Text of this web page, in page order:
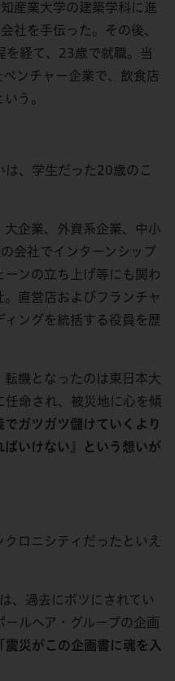
産業大学の建築学科に進
社を手伝った。その後、
を経て、23歳で就職。当
ンチャー企業で、飲食店
う。
は、学生だった20歳のこ
企業、外資系企業、中小
会社でインターンシップ
ンの立ち上げ等にも関わ
直営店およびフランチャ
ングを統括する役員を歴
機となったのは東日本大
命され、被災地に心を傾
でガツガツ儲けていくより
ばいけない』という想いが
ロニシティだったといえ
、過去にボツにされてい
ルヘア・グループの企画
「震災がこの企画書に魂を入